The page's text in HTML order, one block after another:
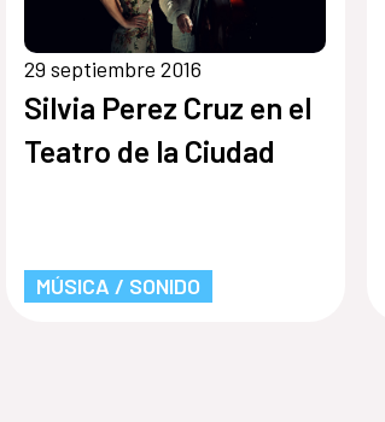
29 septiembre 2016
Silvia Perez Cruz en el
Teatro de la Ciudad
MÚSICA / SONIDO